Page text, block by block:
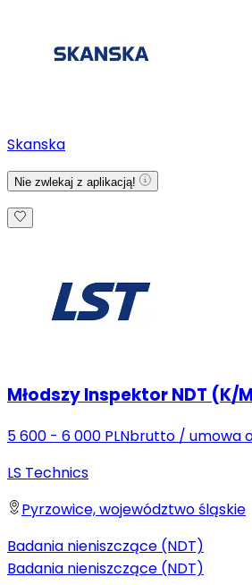
Skanska
Nie zwlekaj z aplikacją!
Młodszy Inspektor NDT (K/
5 600 - 6 000 PLNbrutto / umowa
LS Technics
Pyrzowice, województwo śląskie
Badania nieniszczące (NDT)
Badania nieniszczące (NDT)